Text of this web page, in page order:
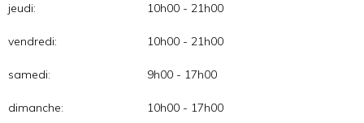
jeudi: 10h00 - 21h00
vendredi: 10h00 - 21h00
samedi: 9h00 - 17h00
dimanche: 10h00 - 17h00